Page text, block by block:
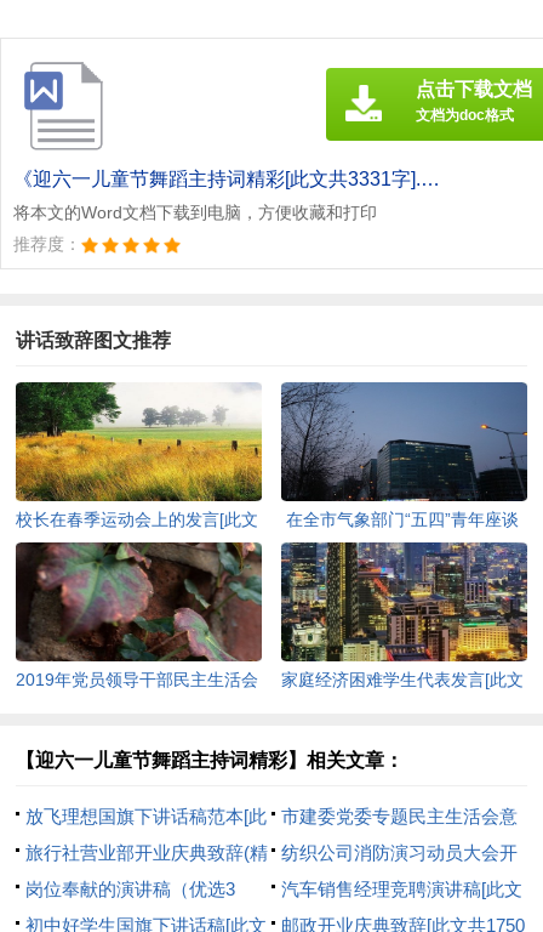
《迎六一儿童节舞蹈主持词精彩[此文共3331字].doc》
将本文的Word文档下载到电脑，方便收藏和打印
推荐度：
点击下载文档
文档为doc格式
讲话致辞图文推荐
校长在春季运动会上的发言[此文
共3061字]
在全市气象部门“五四”青年座谈
会上的讲话[此文共3109字]
2019年党员领导干部民主生活会
家庭经济困难学生代表发言[此文
【迎六一儿童节舞蹈主持词精彩】相关文章：
放飞理想国旗下讲话稿范本[此
文共2852字]
市建委党委专题民主生活会意
见表(精选多篇)[此文共1866字]
旅行社营业部开业庆典致辞(精
选多篇)[此文共3251字]
纺织公司消防演习动员大会开
幕词(精选多篇)[此文共4299字]
岗位奉献的演讲稿（优选3
篇）[此文共2540字]
汽车销售经理竞聘演讲稿[此文
共8572字]
初中好学生国旗下讲话稿[此文 邮政开业庆典致辞[此文共1750